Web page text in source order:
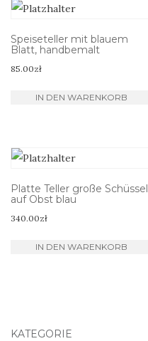
Speiseteller mit blauem
Blatt, handbemalt
85.00zł
IN DEN WARENKORB
Platte Teller große Schüssel
auf Obst blau
340.00zł
IN DEN WARENKORB
KATEGORIE